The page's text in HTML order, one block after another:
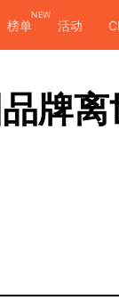
榜单
NEW
活动
牌